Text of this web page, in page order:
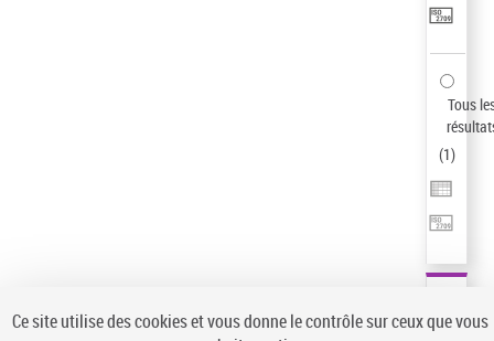
Tous
(1)
Ce site utilise des cookies et vous donne le contrôle sur ceux que vous